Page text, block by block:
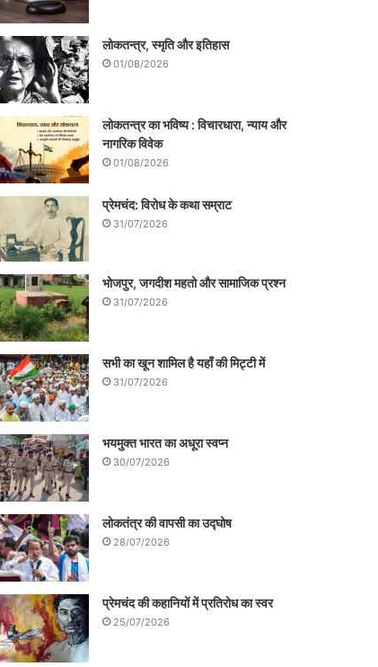
लोकतन्त्र, स्मृति और इतिहास
01/08/2026
लोकतन्त्र का भविष्य : विचारधारा, न्याय और
नागरिक विवेक
01/08/2026
प्रेमचंद: विरोध के कथा सम्राट
31/07/2026
भोजपुर, जगदीश महतो और सामाजिक प्रश्न
31/07/2026
सभी का खून शामिल है यहाँ की मिट्टी में
31/07/2026
भयमुक्त भारत का अधूरा स्वप्न
30/07/2026
लोकतंत्र की वापसी का उद्घोष
28/07/2026
प्रेमचंद की कहानियों में प्रतिरोध का स्वर
25/07/2026